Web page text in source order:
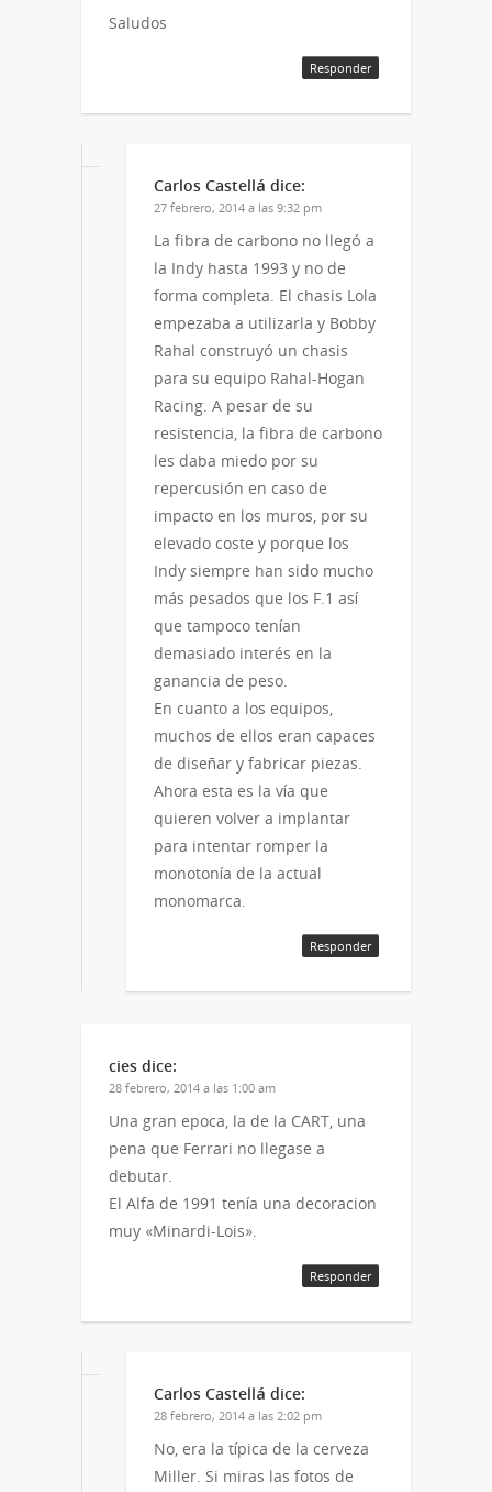
Saludos
Responder
Carlos Castellá dice:
27 febrero, 2014 a las 9:32 pm
La fibra de carbono no llegó a
la Indy hasta 1993 y no de
forma completa. El chasis Lola
empezaba a utilizarla y Bobby
Rahal construyó un chasis
para su equipo Rahal-Hogan
Racing. A pesar de su
resistencia, la fibra de carbono
les daba miedo por su
repercusión en caso de
impacto en los muros, por su
elevado coste y porque los
Indy siempre han sido mucho
más pesados que los F.1 así
que tampoco tenían
demasiado interés en la
ganancia de peso.
En cuanto a los equipos,
muchos de ellos eran capaces
de diseñar y fabricar piezas.
Ahora esta es la vía que
quieren volver a implantar
para intentar romper la
monotonía de la actual
monomarca.
Responder
cies dice:
28 febrero, 2014 a las 1:00 am
Una gran epoca, la de la CART, una
pena que Ferrari no llegase a
debutar.
El Alfa de 1991 tenía una decoracion
muy «Minardi-Lois».
Responder
Carlos Castellá dice:
28 febrero, 2014 a las 2:02 pm
No, era la típica de la cerveza
Miller. Si miras las fotos de